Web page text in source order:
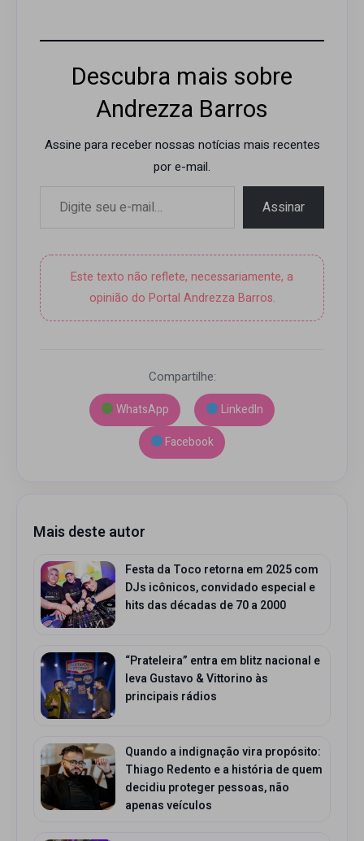
Descubra mais sobre
Andrezza Barros
Assine para receber nossas notícias mais recentes
por e-mail.
Assinar
Este texto não reflete, necessariamente, a
opinião do Portal Andrezza Barros.
Compartilhe:
WhatsApp
LinkedIn
Facebook
Mais deste autor
Festa da Toco retorna em 2025 com
DJs icônicos, convidado especial e
hits das décadas de 70 a 2000
“Prateleira” entra em blitz nacional e
leva Gustavo & Vittorino às
principais rádios
Quando a indignação vira propósito:
Thiago Redento e a história de quem
decidiu proteger pessoas, não
apenas veículos